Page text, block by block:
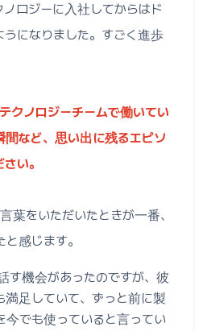
ロジーに入社してからはド
うになりました。すごく進歩
クノロジーチームで働いてい
間など、思い出に残るエピソ
い。
葉をいただいたときが一番、
感じます。
す機会があったのですが、彼
満足していて、ずっと前に製
今でも使っていると言ってい